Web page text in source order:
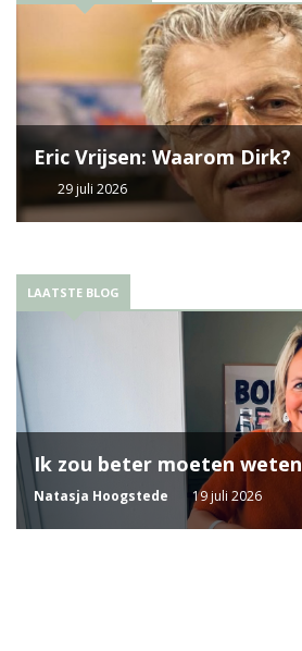
Eric Vrijsen: Waarom Dirk?
29 juli 2026
LAATSTE BLOG
Ik zou beter moeten weten
Natasja Hoogstede 19 juli 2026